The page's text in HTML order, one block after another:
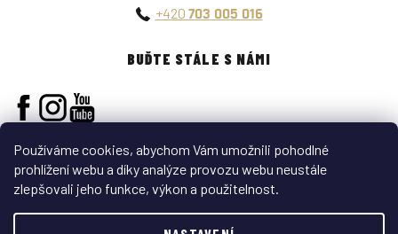
Používáme cookies, abychom Vám umožnili pohodlné
prohlížení webu a díky analýze provozu webu neustále
zlepšovali jeho funkce, výkon a použitelnost.
+420 703 005 016
BUĎTE STÁLE S NÁMI